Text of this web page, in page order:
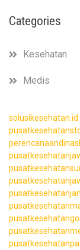
Categories
Kesehatan
Medis
solusikesehatan.id